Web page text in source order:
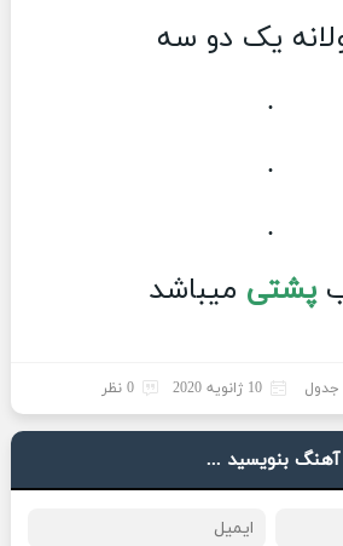
یک دو سه
.
.
.
پشتی میباشد
جدول 10 ژانویه 2020 0 نظر
آهنگ بنویسید ...